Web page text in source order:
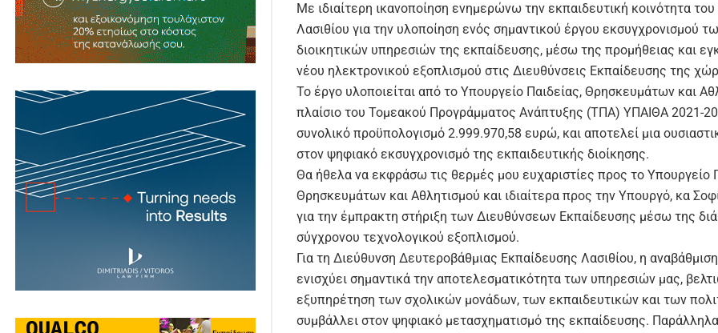
Με ιδιαίτερη ικανοποίηση ενημερώνω την εκπαιδευτική κοινότητα
Λασιθίου για την υλοποίηση ενός σημαντικού έργου εκσυγχρονισμού
διοικητικών υπηρεσιών της εκπαίδευσης, μέσω της προμήθειας και
νέου ηλεκτρονικού εξοπλισμού στις Διευθύνσεις Εκπαίδευσης της
Το έργο υλοποιείται από το Υπουργείο Παιδείας, Θρησκευμάτων και
πλαίσιο του Τομεακού Προγράμματος Ανάπτυξης (ΤΠΑ) ΥΠΑΙΘΑ 2021-
συνολικό προϋπολογισμό 2.999.970,58 ευρώ, και αποτελεί μια
στον ψηφιακό εκσυγχρονισμό της εκπαιδευτικής διοίκησης.
Θα ήθελα να εκφράσω τις θερμές μου ευχαριστίες προς το Υπουργείο
Θρησκευμάτων και Αθλητισμού και ιδιαίτερα προς την Υπουργό, κα
για την έμπρακτη στήριξη των Διευθύνσεων Εκπαίδευσης μέσω της
σύγχρονου τεχνολογικού εξοπλισμού.
Για τη Διεύθυνση Δευτεροβάθμιας Εκπαίδευσης Λασιθίου, η
ενισχύει σημαντικά την αποτελεσματικότητα των υπηρεσιών μας,
εξυπηρέτηση των σχολικών μονάδων, των εκπαιδευτικών και των
συμβάλλει στον ψηφιακό μετασχηματισμό της εκπαίδευσης.